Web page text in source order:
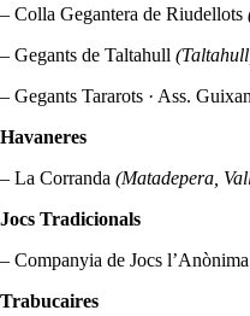
– Colla Gegantera de Riudellots
– Gegants de Taltahull
– Gegants Tararots · Ass.
Havaneres
– La Corranda (Matadepera,
Jocs Tradicionals
– Companyia de Jocs l’Anònima
Trabucaires